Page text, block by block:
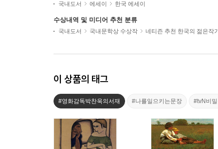
국내도서 에세이 한국 에세이
수상내역 및 미디어 추천 분류
국내도서 국내문학상 수상작 네티즌 추천 한국의 젊은작
이 상품의 태그
#영화감독박찬욱의서재 #나를일으키는문장 #tvN비